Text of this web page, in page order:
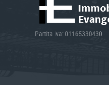
Partita iva: 01165330430